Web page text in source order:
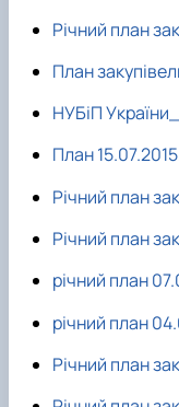
Річний план
План
НУБіП
План
Річний план
Річний план
річний план
річний план
Річний план